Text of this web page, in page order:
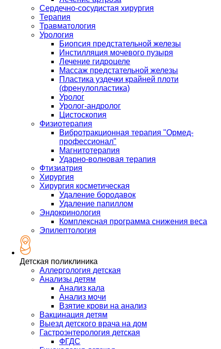
Сердечно-сосудистая хирургия
Терапия
Травматология
Урология
Биопсия предстательной железы
Инстилляция мочевого пузыря
Лечение гидроцеле
Массаж предстательной железы
Пластика уздечки крайней плоти
(френулопластика)
Уролог
Уролог-андролог
Цистоскопия
Физиотерапия
Вибротракционная терапия "Ормед-
профессионал"
Магнитотерапия
Ударно-волновая терапия
Фтизиатрия
Хирургия
Хирургия косметическая
Удаление бородавок
Удаление папиллом
Эндокринология
Комплексная программа снижения веса
Эпилептология
Детская поликлиника
Аллергология детская
Анализы детям
Анализ кала
Анализ мочи
Взятие крови на анализ
Вакцинация детям
Выезд детского врача на дом
Гастроэнтерология детская
ФГДС